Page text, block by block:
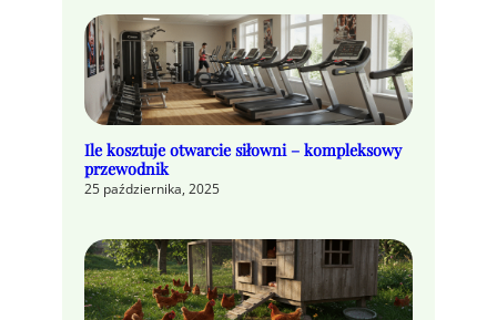
Ile kosztuje otwarcie siłowni – kompleksowy
przewodnik
25 października, 2025